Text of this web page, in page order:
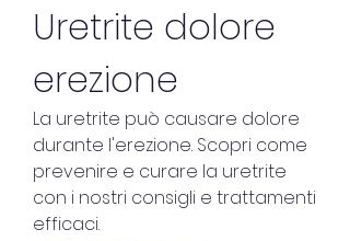
Uretrite dolore
erezione
La uretrite può causare dolore
durante l'erezione. Scopri come
prevenire e curare la uretrite
con i nostri consigli e trattamenti
efficaci.